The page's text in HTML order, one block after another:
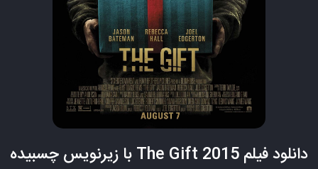
دانلود فیلم The Gift 2015 با زیرنویس چسبیده